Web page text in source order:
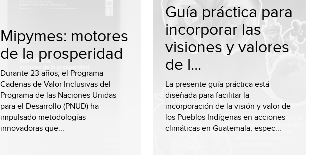
Mipymes: motores
de la prosperidad
Durante 23 años, el Programa
Cadenas de Valor Inclusivas del
Programa de las Naciones Unidas
para el Desarrollo (PNUD) ha
impulsado metodologías
innovadoras que...
Guía práctica para
incorporar las
visiones y valores
de l...
La presente guía práctica está
diseñada para facilitar la
incorporación de la visión y valor de
los Pueblos Indígenas en acciones
climáticas en Guatemala, espec...